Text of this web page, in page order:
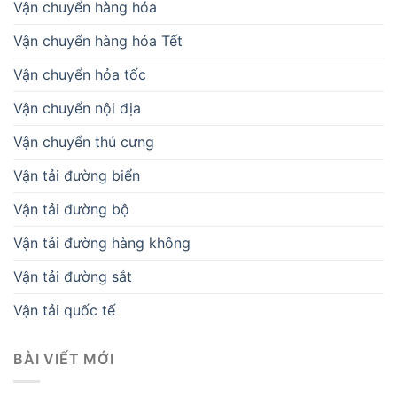
Vận chuyển hàng hóa
Vận chuyển hàng hóa Tết
Vận chuyển hỏa tốc
Vận chuyển nội địa
Vận chuyển thú cưng
Vận tải đường biển
Vận tải đường bộ
Vận tải đường hàng không
Vận tải đường sắt
Vận tải quốc tế
BÀI VIẾT MỚI